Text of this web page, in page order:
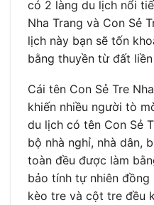
có 2 làng du lịch nổi
Nha Trang và Con Sẻ
lịch này bạn sẽ tốn
bằng thuyền từ đất
Cái tên Con Sẻ Tre
khiến nhiều người tò
du lịch có tên Con Sẻ
bộ nhà nghỉ, nhà dân,
toàn đều được làm
bảo tính tự nhiên
kèo tre và cột tre đều